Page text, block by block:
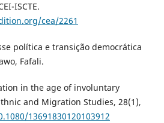
ISCTE.
cea/2261
política e transição democrática
Fafali.
in the age of involuntary
and Migration Studies, 28(1),
13691830120103912